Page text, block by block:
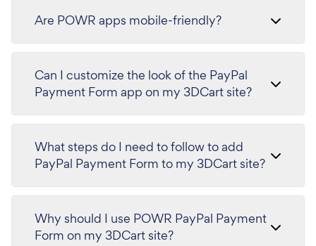
Are POWR apps mobile-friendly?
Can I customize the look of the PayPal
Payment Form app on my 3DCart site?
What steps do I need to follow to add
PayPal Payment Form to my 3DCart site?
Why should I use POWR PayPal Payment
Form on my 3DCart site?